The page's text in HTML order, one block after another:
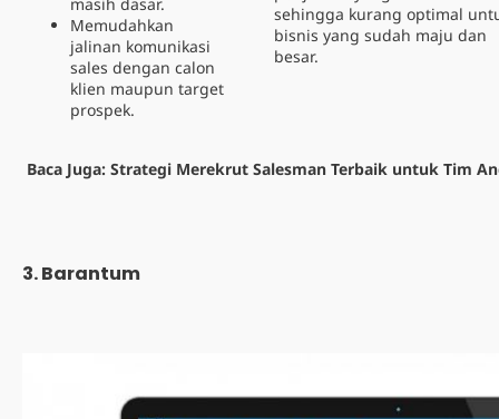
masih dasar.
Memudahkan
jalinan komunikasi
sales dengan calon
klien maupun target
prospek.
sehingga kurang optimal
bisnis yang sudah maju dan
besar.
Baca Juga: Strategi Merekrut Salesman Terbaik untuk Tim
3. Barantum